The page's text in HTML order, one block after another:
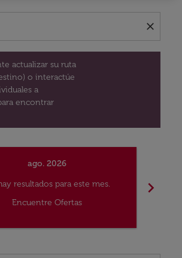
close
actualizar su ruta
o interactúe
a
encontrar
ago. 2026
resultados para este mes.
Encuentre Ofertas
chevron_right